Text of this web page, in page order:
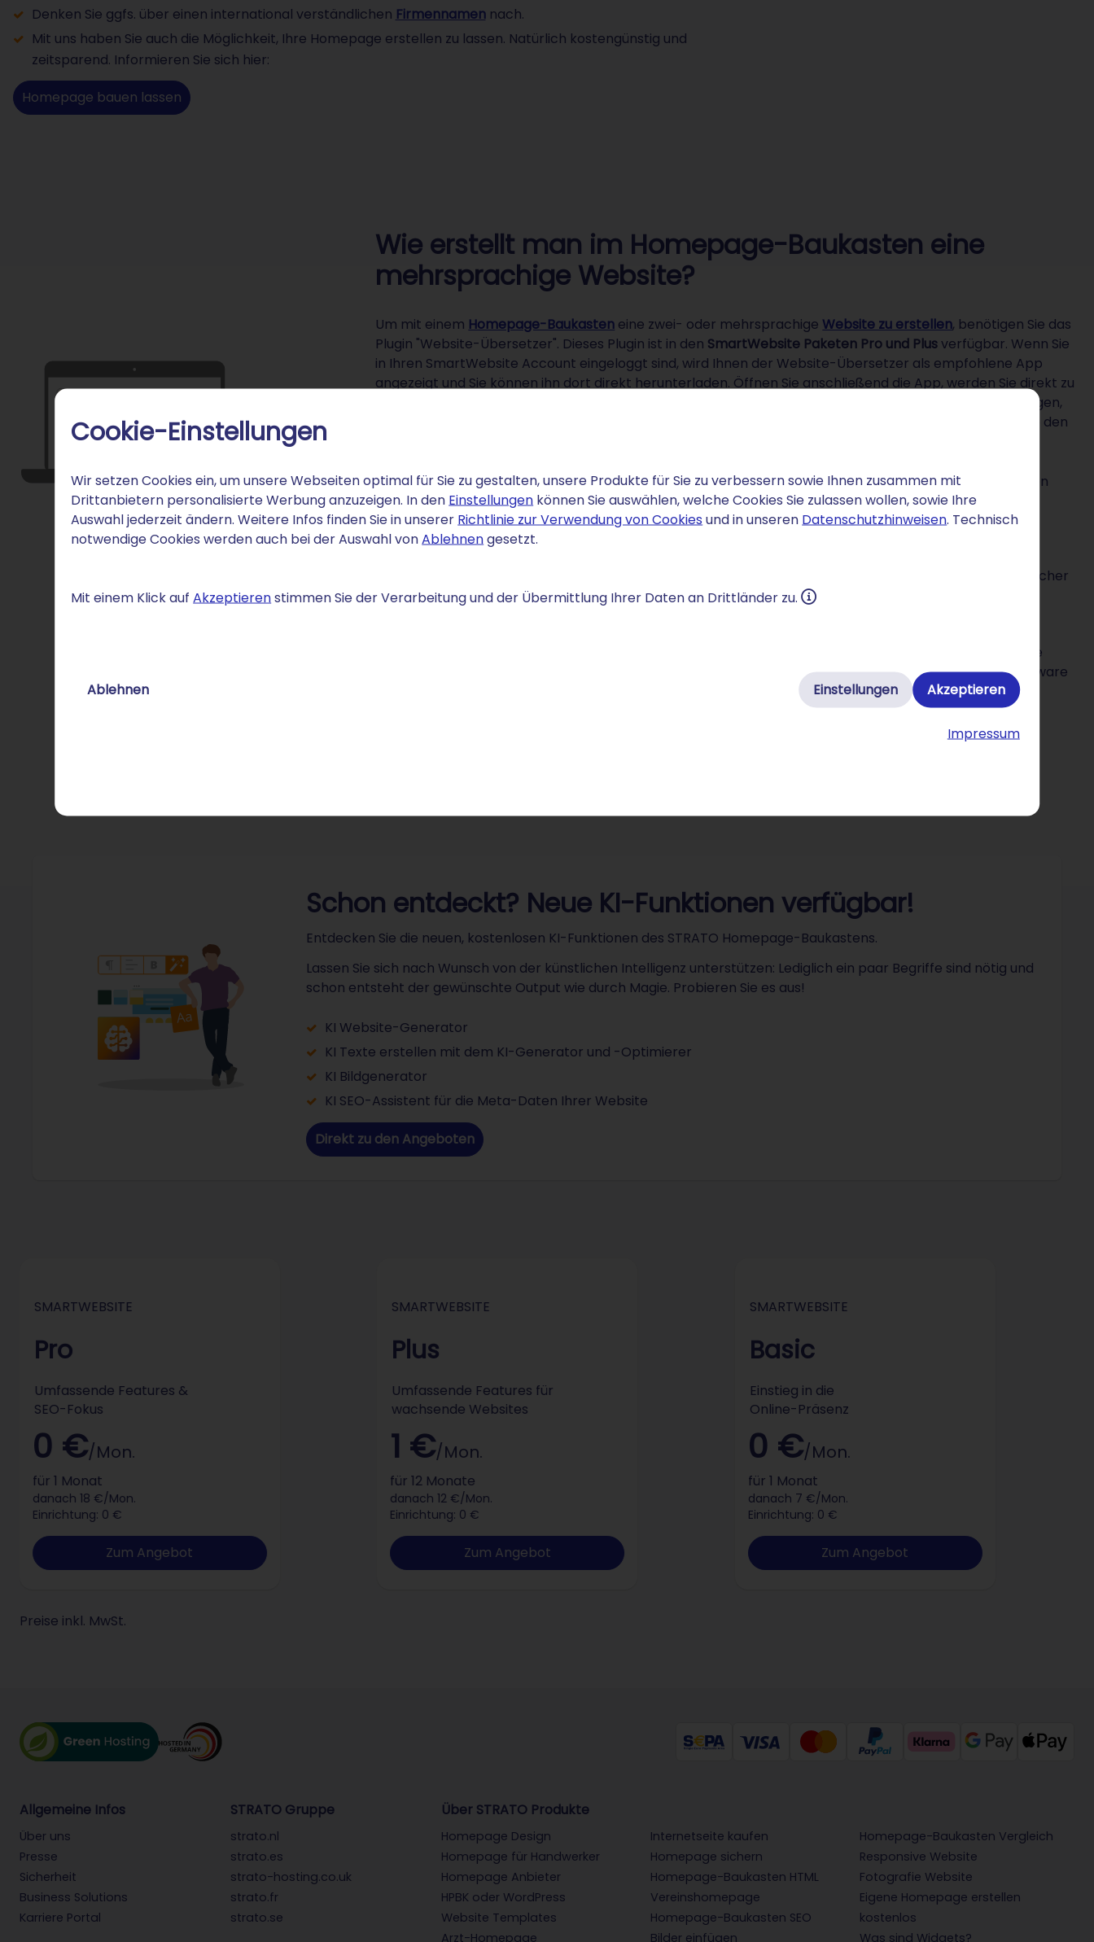
Cookie-Einstellungen
Wir setzen Cookies ein, um unsere Webseiten optimal für Sie zu gestalten, unsere Produkte für Sie zu verbessern sowie Ihnen zusammen mit
Drittanbietern personalisierte Werbung anzuzeigen. In den Einstellungen können Sie auswählen, welche Cookies Sie zulassen wollen, sowie Ihre
Auswahl jederzeit ändern. Weitere Infos finden Sie in unserer Richtlinie zur Verwendung von Cookies und in unseren Datenschutzhinweisen. Technisch
notwendige Cookies werden auch bei der Auswahl vonAblehnengesetzt.
Mit einem Klick aufAkzeptierenstimmen Sie der Verarbeitung und der Übermittlung Ihrer Daten an Drittländer zu.
Ablehnen Einstellungen Akzeptieren
Impressum
Denken Sie ggfs. über einen international verständlichen Firmennamennach.
Mit uns haben Sie auch die Möglichkeit, Ihre Homepage erstellen zu lassen. Natürlich kostengünstig und
zeitsparend. Informieren Sie sich hier:
Homepage bauen lassen
Wie erstellt man im Homepage-Baukasten eine
mehrsprachige Website?
Um mit einem Homepage-Baukasten eine zwei- oder mehrsprachige Website zu erstellen, benötigen Sie das
Plugin "Website-Übersetzer". Dieses Plugin ist in den SmartWebsite Paketen Pro und Plusverfügbar. Wenn Sie
in Ihren SmartWebsite Account eingeloggt sind, wird Ihnen der Website-Übersetzer als empfohlene App
angezeigt und Sie können ihn dort direkt herunterladen. Öffnen Sie anschließend die App, werden Sie direkt zu
den Widget-Optionen in den Website-Einstellungen geleitet. Alternativ kommen Sie zu diesen Einstellungen,
indem Sie im SmartWebsite-Tool links unten auf das Zahnrad zu den Einstellungen gehen. Dort finden Sie den
Wählen Sie alle Sprachen aus, die Sie Ihren Nutzenden für die Website-Übersetzung zur Auswahl geben
möchten
Bestimmen Sie, an welcher Stelle auf Ihrer Website das Widget erscheinen soll
Schwebend, Pop-Up oder Globus: Wählen Sie aus mehreren Optionen die Ansicht des Widgets
Je nachdem, für welche Widget-Ansicht Sie sich entscheiden, können Sie zusätzlich auswählen, in welcher
Größe und welchem Stil das Widget-Icon angezeigt wird
Auf jeder Ihrer Unterseiten erscheint nun das Widget zur Website-Übersetzung, sodass Sie Usern für jede
einzelne Seite die Möglichkeit geben, die Übersetzung zu nutzen. Dem Website-Übersetzer liegt die Software
Schon entdeckt? Neue KI-Funktionen verfügbar!
Entdecken Sie die neuen, kostenlosen KI-Funktionen des STRATO Homepage-Baukastens.
Lassen Sie sich nach Wunsch von der künstlichen Intelligenz unterstützen: Lediglich ein paar Begriffe sind nötig und
schon entsteht der gewünschte Output wie durch Magie. Probieren Sie es aus!
KI Website-Generator
KI Texte erstellen mit dem KI-Generator und -Optimierer
KI Bildgenerator
KI SEO-Assistent für die Meta-Daten Ihrer Website
Direkt zu den Angeboten
SMARTWEBSITE
Pro
Umfassende Features &
SEO-Fokus
0 €/Mon.
für 1 Monat
danach 18 €/Mon.
Einrichtung: 0 €
Zum Angebot
SMARTWEBSITE
Plus
Umfassende Features für
wachsende Websites
1 €/Mon.
für 12 Monate
danach 12 €/Mon.
Einrichtung: 0 €
Zum Angebot
SMARTWEBSITE
Basic
Einstieg in die
Online-Präsenz
0 €/Mon.
für 1 Monat
danach 7 €/Mon.
Einrichtung: 0 €
Zum Angebot
Preise inkl. MwSt.
Allgemeine Infos
Über uns
Presse
Sicherheit
Business Solutions
Karriere Portal
STRATO Gruppe
strato.nl
strato.es
strato-hosting.co.uk
strato.fr
strato.se
Über STRATO Produkte
Homepage Design
Homepage für Handwerker
Homepage Anbieter
HPBK oder WordPress
Website Templates
Arzt-Homepage
Internetseite kaufen
Homepage sichern
Homepage-Baukasten HTML
Vereinshomepage
Homepage-Baukasten SEO
Bilder einfügen
Homepage-Baukasten Vergleich
Responsive Website
Fotografie Website
Eigene Homepage erstellen
kostenlos
Was sind Widgets?